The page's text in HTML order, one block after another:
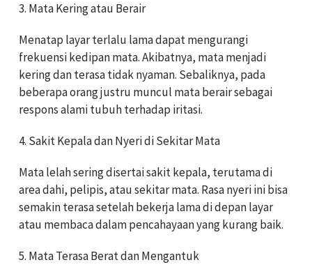
3. Mata Kering atau Berair
Menatap layar terlalu lama dapat mengurangi
frekuensi kedipan mata. Akibatnya, mata menjadi
kering dan terasa tidak nyaman. Sebaliknya, pada
beberapa orang justru muncul mata berair sebagai
respons alami tubuh terhadap iritasi.
4. Sakit Kepala dan Nyeri di Sekitar Mata
Mata lelah sering disertai sakit kepala, terutama di
area dahi, pelipis, atau sekitar mata. Rasa nyeri ini bisa
semakin terasa setelah bekerja lama di depan layar
atau membaca dalam pencahayaan yang kurang baik.
5. Mata Terasa Berat dan Mengantuk